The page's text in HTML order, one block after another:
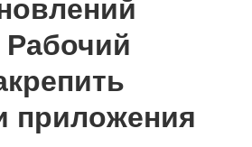
приложения